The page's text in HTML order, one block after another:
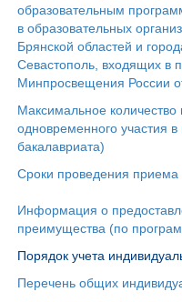
образовательным
в образовательных
Брянской областей и
Севастополь, входящих в
Минпросвещения России
Максимальное количество
одновременного участия
бакалавриата)
Сроки проведения приема
Информация о
преимущества (по
Порядок учета
Перечень общих